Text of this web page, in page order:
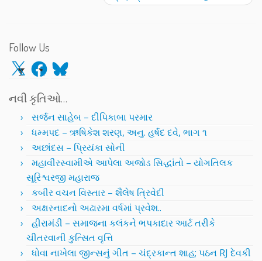
Follow Us
X Facebook
Bluesky
નવી કૃતિઓ…
સર્જન સાહેબ – દીપિકાબા પરમાર
ધમ્મપદ – ઋષિકેશ શરણ, અનુ. હર્ષદ દવે, ભાગ ૧
અછાંદસ – પ્રિયંકા સોની
મહાવીરસ્વામીએ આપેલા અજોડ સિદ્ધાંતો – યોગતિલક
સૂરિશ્વરજી મહારાજ
કબીર વચન વિસ્તાર – શૈલેષ ત્રિવેદી
અક્ષરનાદનો અઢારમા વર્ષમાં પ્રવેશ..
હીરામંડી – સમાજના કલંકને ભપકાદાર આર્ટ તરીકે
ચીતરવાની કુત્સિત વૃત્તિ
ધોવા નાખેલા જીન્સનું ગીત – ચંદ્રકાન્ત શાહ; પઠન RJ દેવકી